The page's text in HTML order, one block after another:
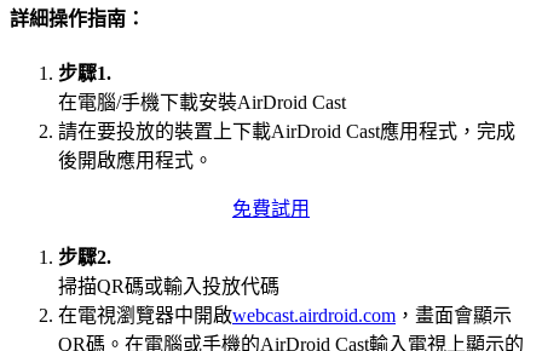
詳細操作指南：
步驟1.
在電腦/手機下載安裝AirDroid Cast
請在要投放的裝置上下載AirDroid Cast應用程式，完成
後開啟應用程式。
免費試用
步驟2.
掃描QR碼或輸入投放代碼
在電視瀏覽器中開啟webcast.airdroid.com ，畫面會顯示
QR碼。在電腦或手機的AirDroid Cast輸入電視上顯示的